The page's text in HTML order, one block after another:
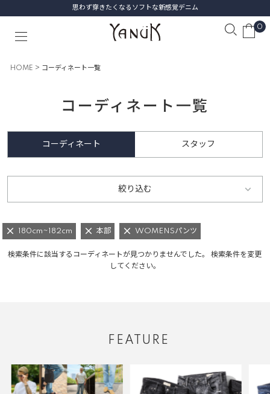
思わず穿きたくなるソフトな新感覚デニム
0
HOME コーディネート一覧
コーディネート一覧
コーディネート スタッフ
絞り込む
180cm~182cm 本部 WOMENSパンツ
検索条件に該当するコーディネートが見つかりませんでした。 検索条件を変更
してください。
FEATURE